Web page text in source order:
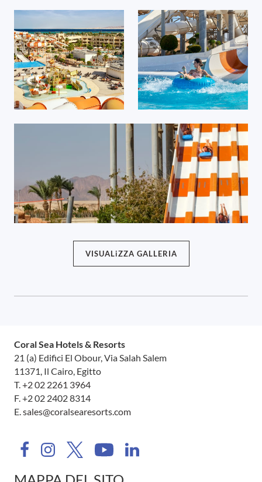
VISUALiZZA GALLERIA
Coral Sea Hotels & Resorts
21 (a) Edifici El Obour, Via Salah Salem
11371, Il Cairo, Egitto
T.+2 02 2261 3964
F. +2 02 2402 8314
E.sales@coralsearesorts.com